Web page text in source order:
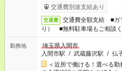
交通費別途支給あり
交通費
交通費全額支給 ■ガ
り） ■無料駐車場もご相談
勤務地
埼玉県入間市
入間市駅 / 武蔵藤沢駅 / 仏
＜近所で働ける！選べる